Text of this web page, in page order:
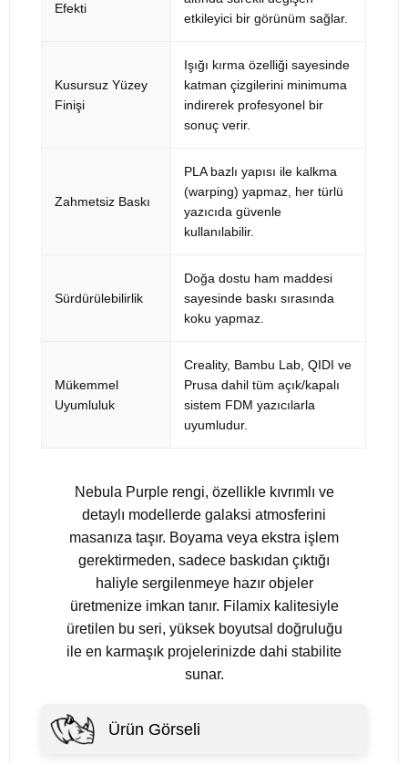
Efekti
etkileyici bir görünüm sağlar.
Kusursuz Yüzey
Finişi
Işığı kırma özelliği sayesinde
katman çizgilerini minimuma
indirerek profesyonel bir
sonuç verir.
Zahmetsiz Baskı
PLA bazlı yapısı ile kalkma
(warping) yapmaz, her türlü
yazıcıda güvenle
kullanılabilir.
Sürdürülebilirlik
Doğa dostu ham maddesi
sayesinde baskı sırasında
koku yapmaz.
Mükemmel
Uyumluluk
Creality, Bambu Lab, QIDI ve
Prusa dahil tüm açık/kapalı
sistem FDM yazıcılarla
uyumludur.
Nebula Purple rengi, özellikle kıvrımlı ve
detaylı modellerde galaksi atmosferini
masanıza taşır. Boyama veya ekstra işlem
gerektirmeden, sadece baskıdan çıktığı
haliyle sergilenmeye hazır objeler
üretmenize imkan tanır. Filamix kalitesiyle
üretilen bu seri, yüksek boyutsal doğruluğu
ile en karmaşık projelerinizde dahi stabilite
sunar.
Ürün Görseli